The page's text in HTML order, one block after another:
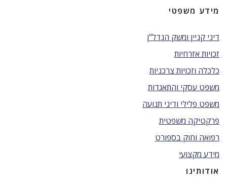
מידע משפטי
דיני קניין ומשק הנדל"ן
זכויות אזרחיות
כלכלה וזכויות צרכניות
משפט עסקי והתאגדות
משפט פלילי ודיני תנועה
פרקטיקה משפטית
רפואה וחוק בספורט
מידע מקצועי
אודותינו